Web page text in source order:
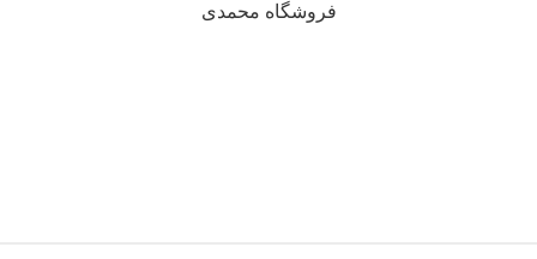
فروشگاه محمدی